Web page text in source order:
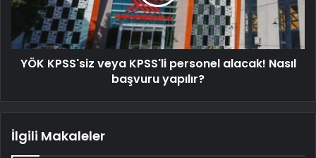
YÖK KPSS'siz veya KPSS'li personel alacak! Nasıl
başvuru yapılır?
İlgili Makaleler